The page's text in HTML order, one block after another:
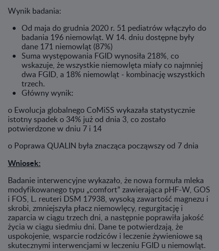
Wynik badania:
Od maja do grudnia 2020 r. 51 pediatrów włączyło do
badania 196 niemowląt. W 14. dniu dostępne były
dane 171 niemowląt (87%)
Suma występowania FGID wynosiła 218%, co
wskazuje, że wszystkie niemowlęta miały co najmniej
dwa FGID, a 18% niemowląt - kombinację wszystkich
trzech.
Główny wynik:
o Ewolucja globalnego CoMiSS wykazała statystycznie
istotny spadek o 34% już od dnia 3, co zostało
potwierdzone w dniu 7 i 14
o Poprawa QUALIN była znacząca począwszy od 7 dnia
Wniosek:
Badanie interwencyjne wykazało, że nowa formuła mleka
modyfikowanego typu „comfort” zawierająca pHF-W, GOS
i FOS, L. reuteri DSM 17938, wysoką zawartość magnezu i
skrobi, zmniejszyła płacz niemowlęcy, regurgitację i
zaparcia w ciągu trzech dni, a następnie poprawiła jakość
życia w ciągu siedmiu dni. Dane te potwierdzają, że
uspokojenie, wsparcie rodziców i leczenie żywieniowe są
skutecznymi interwencjami w leczeniu FGID u niemowląt.